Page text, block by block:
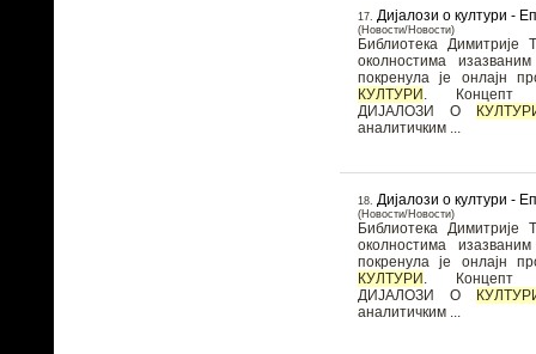
17. Дијалози о култури -
(Новости/Новости)
Библиотека Димитрије
околностима
покренула је онлајн
КУЛТУРИ
ДИЈАЛОЗИ О
аналитичким ...
18. Дијалози о култури -
(Новости/Новости)
Библиотека Димитрије
околностима
покренула је онлајн
КУЛТУРИ
ДИЈАЛОЗИ О
аналитичким ...